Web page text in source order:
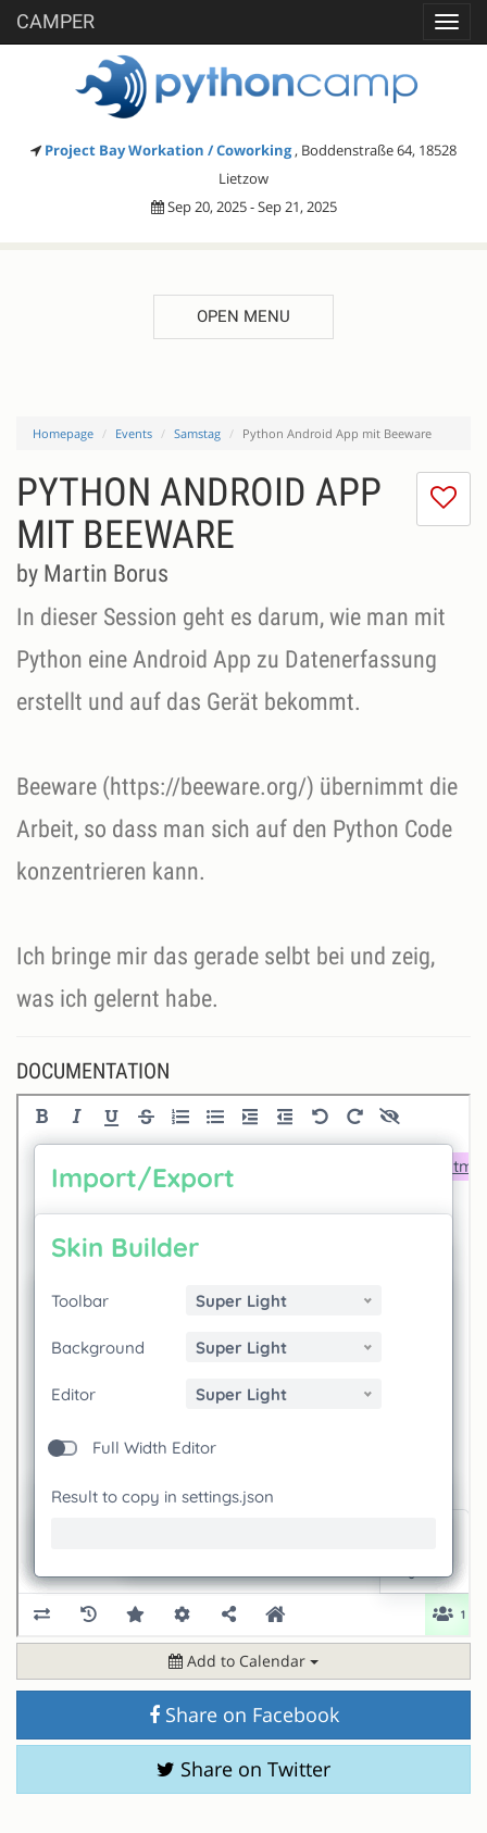
CAMPER
Project Bay Workation / Coworking , Boddenstraße 64, 18528
Lietzow
Sep 20, 2025 - Sep 21, 2025
OPEN MENU
Homepage Events Samstag Python Android App mit Beeware
I
PYTHON ANDROID APP
MIT BEEWARE
by Martin Borus
In dieser Session geht es darum, wie man mit
Python eine Android App zu Datenerfassung
erstellt und auf das Gerät bekommt.
Beeware (https://beeware.org/) übernimmt die
Arbeit, so dass man sich auf den Python Code
konzentrieren kann.
Ich bringe mir das gerade selbt bei und zeig,
was ich gelernt habe.
DOCUMENTATION
Add to Calendar
Share on Facebook
Share on Twitter